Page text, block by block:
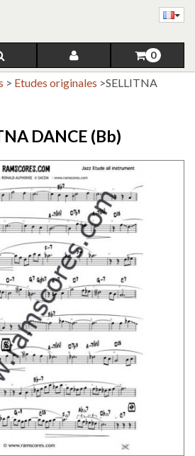
0
> Etudes originales >SELLITNA
DANCE (Bb)